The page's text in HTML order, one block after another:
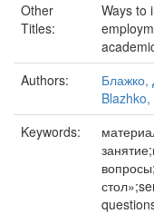
Other
Titles:
Ways to
Authors:
Блажко,
Blazhko,
Keywords: